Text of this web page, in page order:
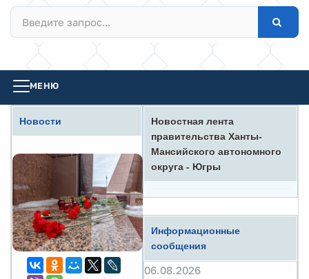
МЕНЮ
Новости
Новостная лента
правительства Ханты-
Мансийского автономного
округа - Югры
Информационные
сообщения
06.08.2026